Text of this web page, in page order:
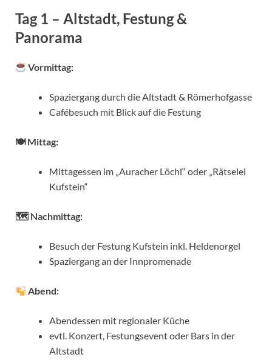
Tag 1 – Altstadt, Festung &
Panorama
Vormittag:
Spaziergang durch die Altstadt & Römerhofgasse
Cafébesuch mit Blick auf die Festung
🍽 Mittag:
Mittagessen im „Auracher Löchl“ oder „Rätselei
Kufstein“
🗺 Nachmittag:
Besuch der Festung Kufstein inkl. Heldenorgel
Spaziergang an der Innpromenade
Abend:
Abendessen mit regionaler Küche
evtl. Konzert, Festungsevent oder Bars in der
Altstadt